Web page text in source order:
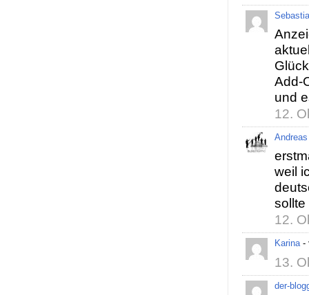
Add-
und
12.
Andreas
weil
12.
Karina -
13.
der-